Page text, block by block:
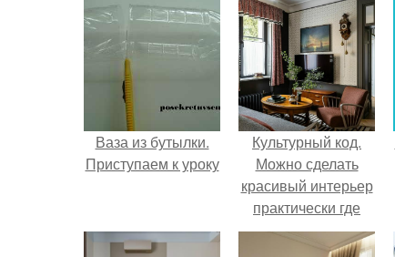
Ваза из бутылки.
Приступаем к уроку
Культурный код.
Можно сделать
красивый интерьер
практически где
угодно.